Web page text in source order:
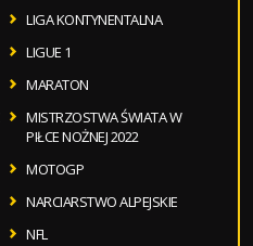
LIGA KONTYNENTALNA
LIGUE 1
MARATON
MISTRZOSTWA ŚWIATA W
PIŁCE NOŻNEJ 2022
MOTOGP
NARCIARSTWO ALPEJSKIE
NFL